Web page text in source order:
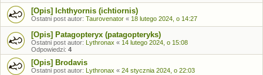
[Opis] Ichthyornis (ichtiornis)
Ostatni post autor: Taurovenator « 18 lutego 2024, o 14:27
[Opis] Patagopteryx (patagopteryks)
Ostatni post autor: Lythronax « 14 lutego 2024, o 15:08
Odpowiedzi: 4
[Opis] Brodavis
Ostatni post autor: Lythronax « 24 stycznia 2024, o 22:03